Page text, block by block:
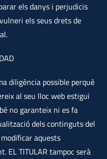
els danys i perjudicis
els seus drets de
diligència possible perquè
al seu lloc web estigui
no garanteix ni es fa
dels continguts del
aquests
EL TITULAR tampoc serà